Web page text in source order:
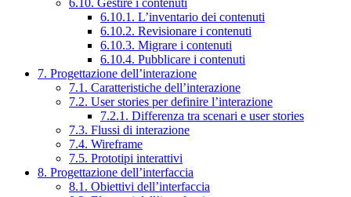
6.10. Gestire i contenuti
6.10.1. L’inventario dei contenuti
6.10.2. Revisionare i contenuti
6.10.3. Migrare i contenuti
6.10.4. Pubblicare i contenuti
7. Progettazione dell’interazione
7.1. Caratteristiche dell’interazione
7.2. User stories per definire l’interazione
7.2.1. Differenza tra scenari e user stories
7.3. Flussi di interazione
7.4. Wireframe
7.5. Prototipi interattivi
8. Progettazione dell’interfaccia
8.1. Obiettivi dell’interfaccia